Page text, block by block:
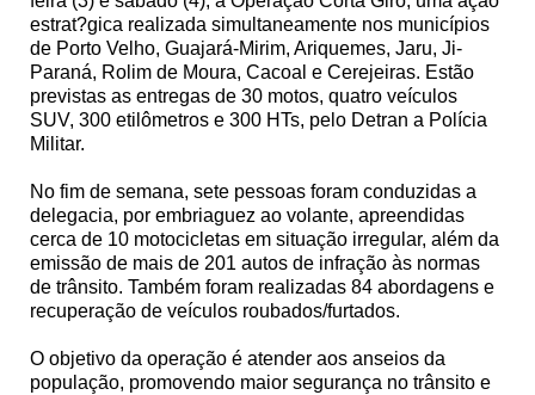
estrat?gica realizada simultaneamente nos municípios
de Porto Velho, Guajará-Mirim, Ariquemes, Jaru, Ji-
Paraná, Rolim de Moura, Cacoal e Cerejeiras. Estão
previstas as entregas de 30 motos, quatro veículos
SUV, 300 etilômetros e 300 HTs, pelo Detran a Polícia
Militar.
No fim de semana, sete pessoas foram conduzidas a
delegacia, por embriaguez ao volante, apreendidas
cerca de 10 motocicletas em situação irregular, além da
emissão de mais de 201 autos de infração às normas
de trânsito. Também foram realizadas 84 abordagens e
recuperação de veículos roubados/furtados.
O objetivo da operação é atender aos anseios da
população, promovendo maior segurança no trânsito e